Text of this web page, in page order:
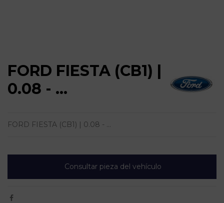
FORD FIESTA (CB1) |
0.08 - ...
FORD FIESTA (CB1) | 0.08 - ...
Consultar pieza del vehículo